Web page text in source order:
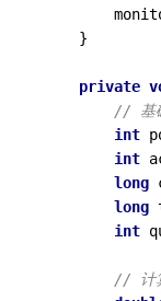
    }
private
// 基
int
int
long
long
int
// 计